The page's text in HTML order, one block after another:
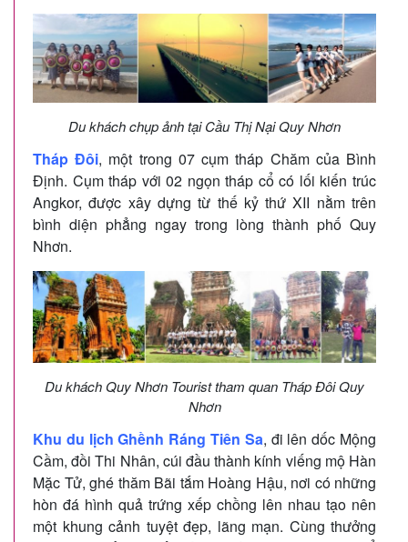
Du khách chụp ảnh tại Cầu Thị Nại Quy Nhơn
Tháp Đôi, một trong 07 cụm tháp Chăm của Bình
Định. Cụm tháp với 02 ngọn tháp cổ có lối kiến trúc
Angkor, được xây dựng từ thế kỷ thứ XII nằm trên
bình diện phẳng ngay trong lòng thành phố Quy
Nhơn.
Du khách Quy Nhơn Tourist tham quan Tháp Đôi Quy
Nhơn
Khu du lịch Ghềnh Ráng Tiên Sa, đi lên dốc Mộng
Cầm, đồi Thi Nhân, cúi đầu thành kính viếng mộ Hàn
Mặc Tử, ghé thăm Bãi tắm Hoàng Hậu, nơi có những
hòn đá hình quả trứng xếp chồng lên nhau tạo nên
một khung cảnh tuyệt đẹp, lãng mạn. Cùng thưởng